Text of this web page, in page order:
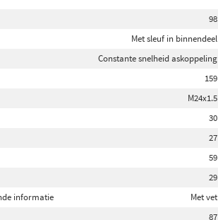
98
Met sleuf in binnendeel
Constante snelheid askoppeling
159
M24x1.5
30
27
59
29
informatie
Met vet
87